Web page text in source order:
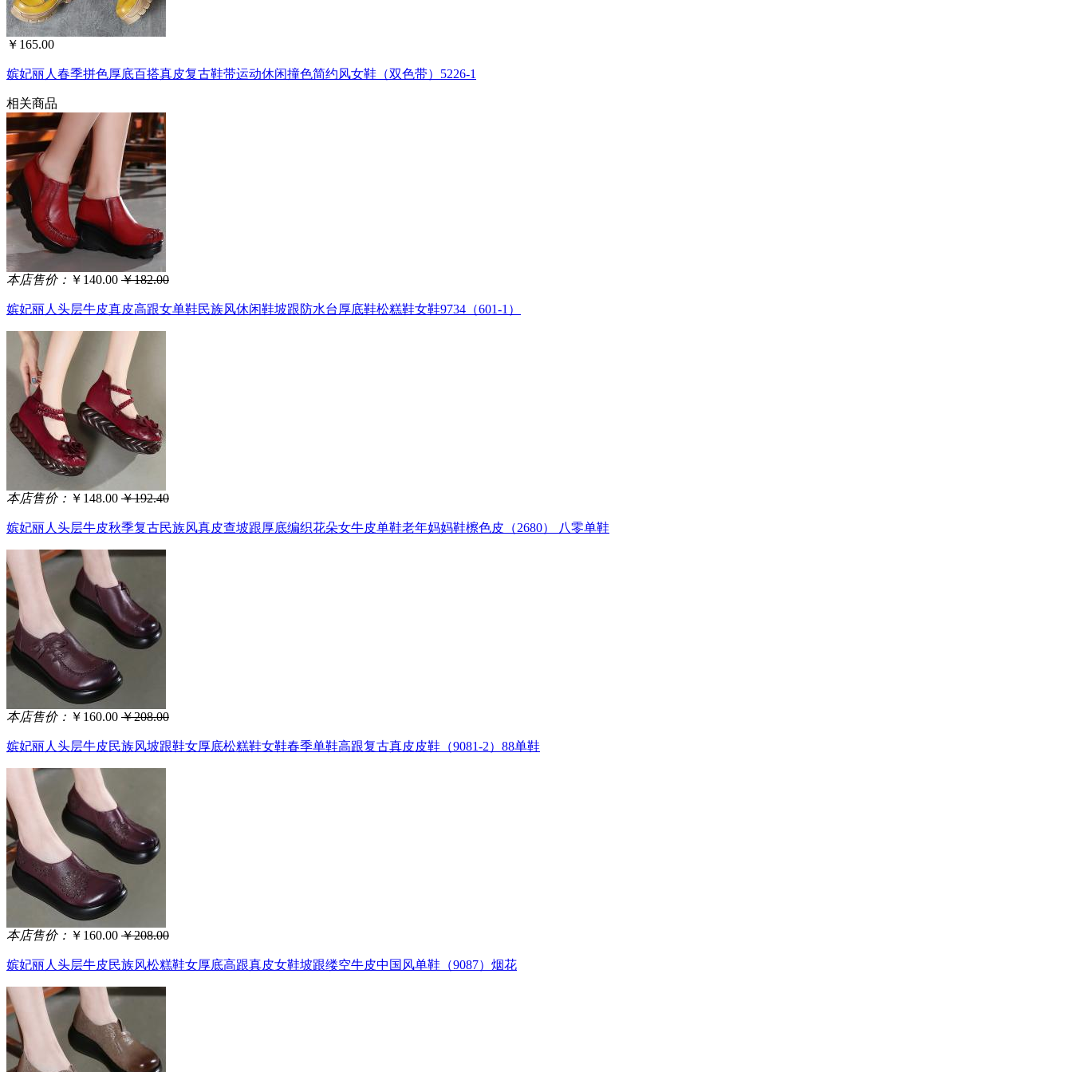
￥165.00
嫔妃丽人春季拼色厚底百搭真皮复古鞋带运动休闲撞色简约风女鞋（双色带）5226-1
相关商品
本店售价： ￥140.00 ￥182.00
嫔妃丽人头层牛皮真皮高跟女单鞋民族风休闲鞋坡跟防水台厚底鞋松糕鞋女鞋9734（601-1）
本店售价： ￥148.00 ￥192.40
嫔妃丽人头层牛皮秋季复古民族风真皮查坡跟厚底编织花朵女牛皮单鞋老年妈妈鞋檫色皮（2680） 八零单鞋
本店售价： ￥160.00 ￥208.00
嫔妃丽人头层牛皮民族风坡跟鞋女厚底松糕鞋女鞋春季单鞋高跟复古真皮皮鞋（9081-2）88单鞋
本店售价： ￥160.00 ￥208.00
嫔妃丽人头层牛皮民族风松糕鞋女厚底高跟真皮女鞋坡跟缕空牛皮中国风单鞋（9087）烟花